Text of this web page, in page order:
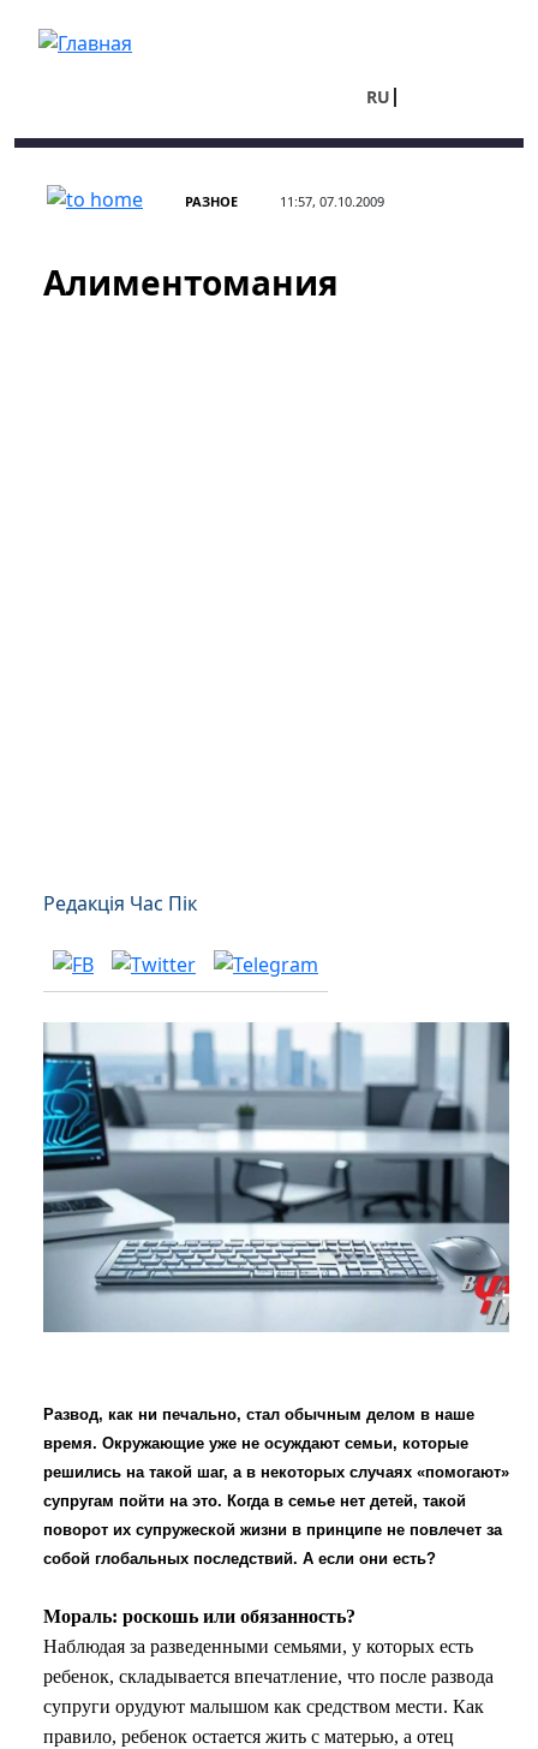
RU
РАЗНОЕ 11:57, 07.10.2009
Алиментомания
Редакція Час Пік
Развод, как ни печально, стал обычным делом в наше
время. Окружающие уже не осуждают семьи, которые
решились на такой шаг, а в некоторых случаях «помогают»
супругам пойти на это. Когда в семье нет детей, такой
поворот их супружеской жизни в принципе не повлечет за
собой глобальных последствий. А если они есть?
Мораль: роскошь или обязанность?
Наблюдая за разведенными семьями, у которых есть
ребенок, складывается впечатление, что после развода
супруги орудуют малышом как средством мести. Как
правило, ребенок остается жить с матерью, а отец